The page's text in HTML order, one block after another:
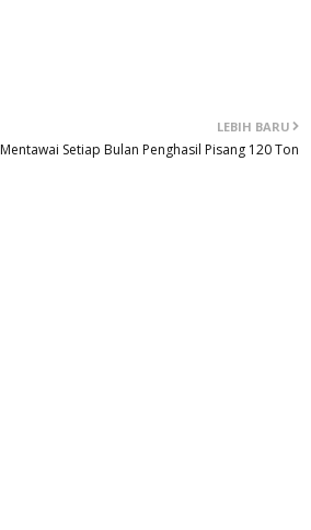
LEBIH BARU
Mentawai Setiap Bulan Penghasil Pisang 120 Ton